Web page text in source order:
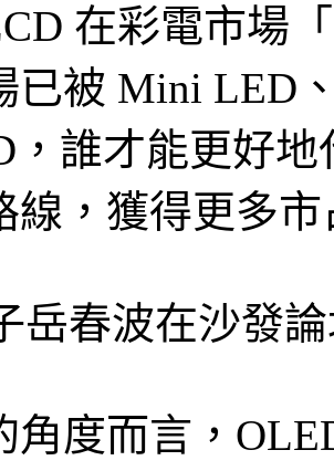
在彩電市場
已被 Mini LED
，誰才能更好
線，獲得更多市
岳春波在沙發
角度而言，